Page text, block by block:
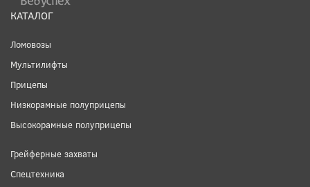
КАТАЛОГ
Ломовозы
Мультилифты
Прицепы
Низкорамные полуприцепы
Высокорамные полуприцепы
Грейферные захваты
Спецтехника